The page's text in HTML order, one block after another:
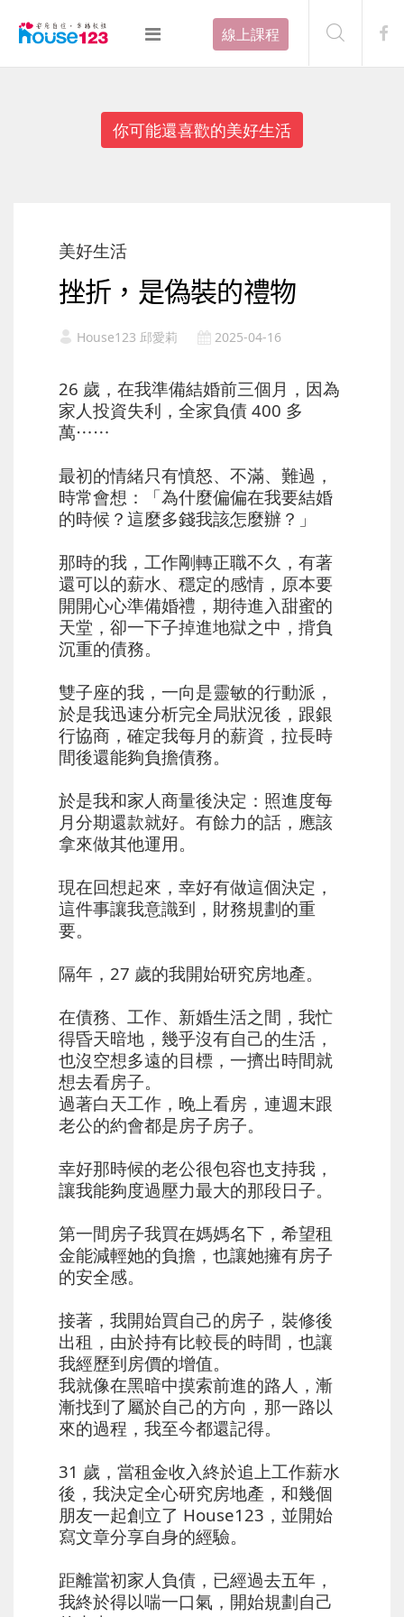
線上課程
你可能還喜歡的美好生活
美好生活
挫折，是偽裝的禮物
House123 邱愛莉 2025-04-16
26 歲，在我準備結婚前三個月，因為
家人投資失利，全家負債 400 多
萬⋯⋯
最初的情緒只有憤怒、不滿、難過，
時常會想：「為什麼偏偏在我要結婚
的時候？這麼多錢我該怎麼辦？」
那時的我，工作剛轉正職不久，有著
還可以的薪水、穩定的感情，原本要
開開心心準備婚禮，期待進入甜蜜的
天堂，卻一下子掉進地獄之中，揹負
沉重的債務。
雙子座的我，一向是靈敏的行動派，
於是我迅速分析完全局狀況後，跟銀
行協商，確定我每月的薪資，拉長時
間後還能夠負擔債務。
於是我和家人商量後決定：照進度每
月分期還款就好。有餘力的話，應該
拿來做其他運用。
現在回想起來，幸好有做這個決定，
這件事讓我意識到，財務規劃的重
要。
隔年，27 歲的我開始研究房地產。
在債務、工作、新婚生活之間，我忙
得昏天暗地，幾乎沒有自己的生活，
也沒空想多遠的目標，一擠出時間就
想去看房子。
過著白天工作，晚上看房，連週末跟
老公的約會都是房子房子。
幸好那時候的老公很包容也支持我，
讓我能夠度過壓力最大的那段日子。
第一間房子我買在媽媽名下，希望租
金能減輕她的負擔，也讓她擁有房子
的安全感。
接著，我開始買自己的房子，裝修後
出租，由於持有比較長的時間，也讓
我經歷到房價的增值。
我就像在黑暗中摸索前進的路人，漸
漸找到了屬於自己的方向，那一路以
來的過程，我至今都還記得。
31 歲，當租金收入終於追上工作薪水
後，我決定全心研究房地產，和幾個
朋友一起創立了 House123，並開始
寫文章分享自身的經驗。
距離當初家人負債，已經過去五年，
我終於得以喘一口氣，開始規劃自己